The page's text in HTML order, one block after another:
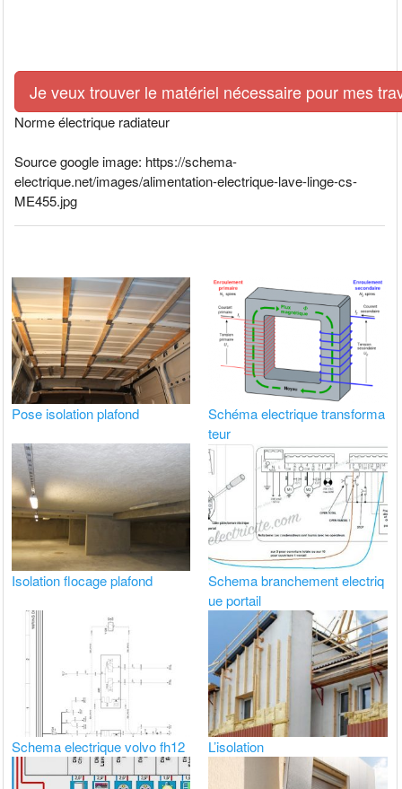
Je veux trouver le matériel nécessaire pour mes
Norme électrique radiateur
Source google image: https://schema-
electrique.net/images/alimentation-electrique-lave-linge-cs-
ME455.jpg
Pose isolation plafond
Schéma electrique transforma
teur
Isolation flocage plafond
Schema branchement electriq
ue portail
Schema electrique volvo fh12 L’isolation